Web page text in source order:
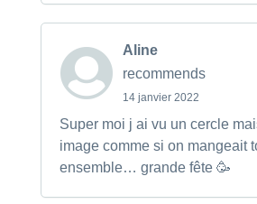
Aline
recommends
14 janvier 2022
Super moi j ai vu un cercle
image comme si on mangeait
ensemble… grande fête 🥳